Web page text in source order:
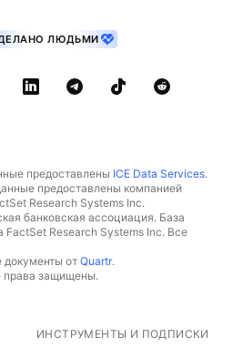
ЛЮДЬМИ
предоставлены ICE Data Services.
предоставлены компанией
Research Systems Inc.
банковская ассоциация. База
FactSet Research Systems Inc. Все
документы от Quartr.
права защищены.
ИНСТРУМЕНТЫ И ПОДПИСКИ